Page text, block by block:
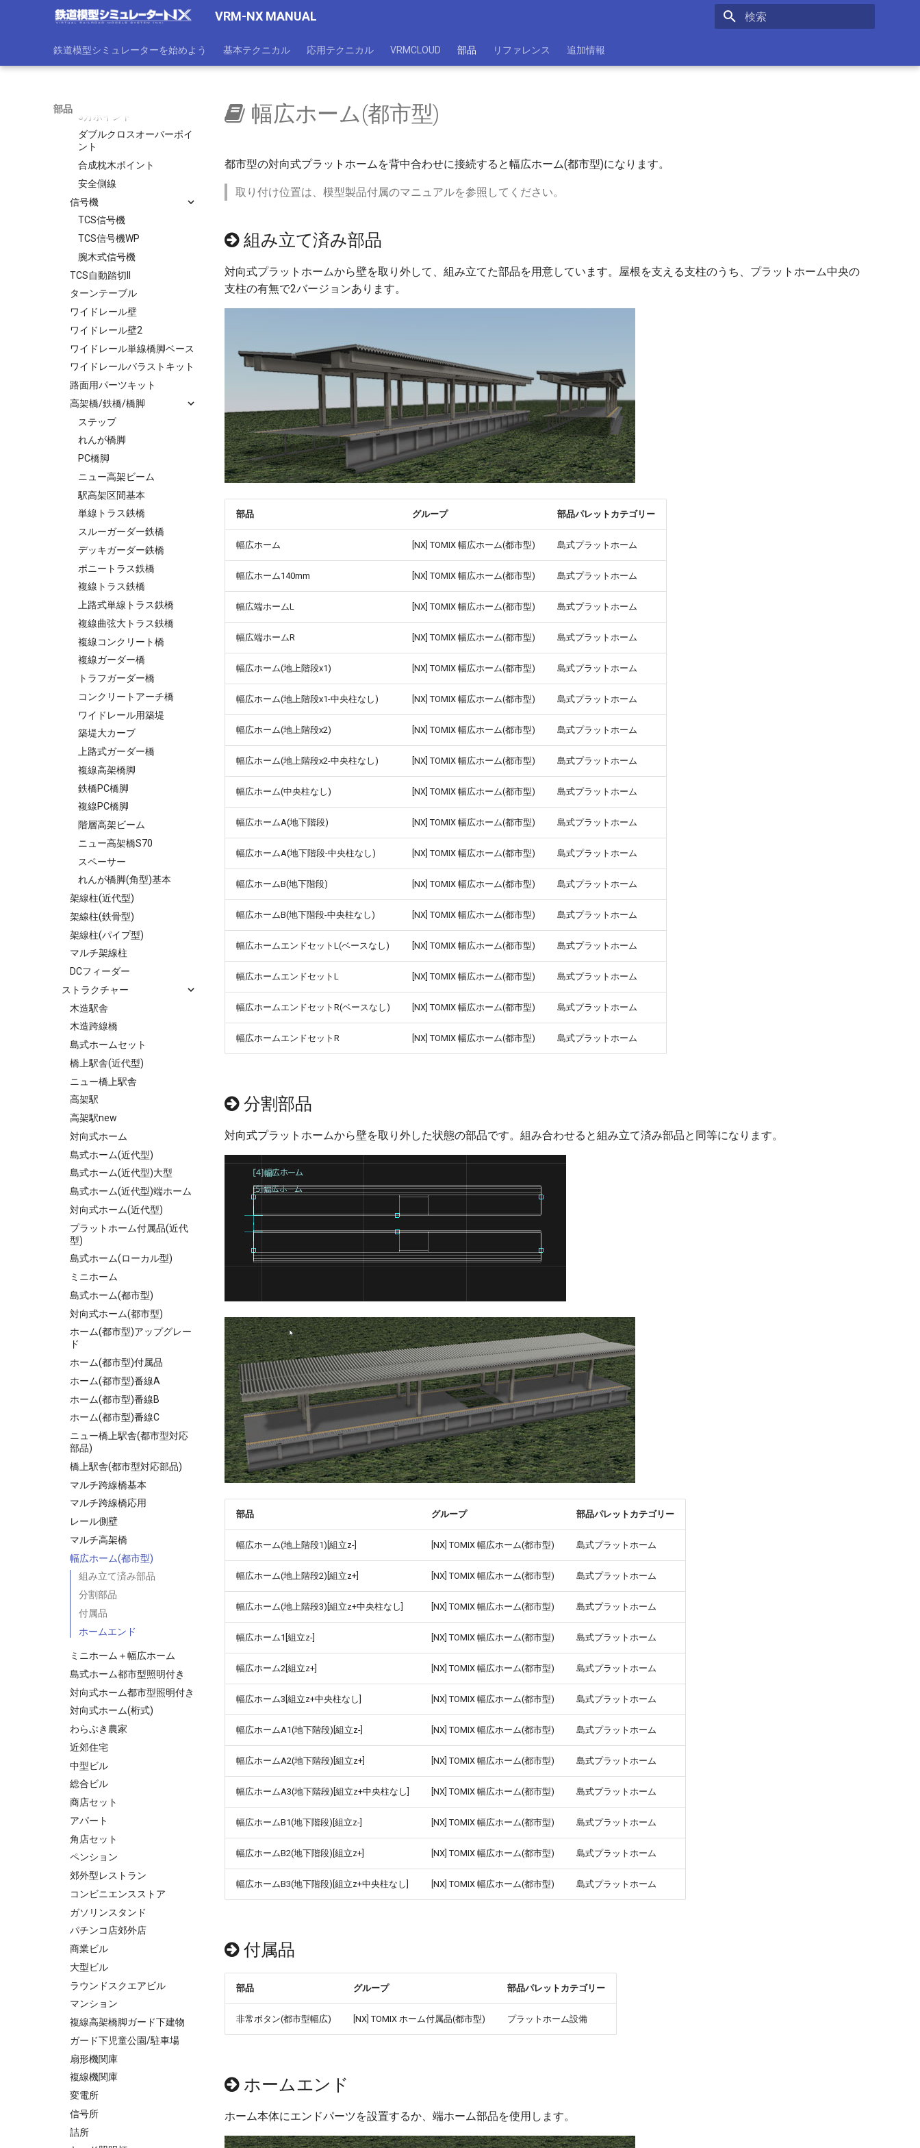
VRM-NX MANUAL
鉄道模型シミュレーターを始めよう 基本テクニカル 応用テクニカル VRMCLOUD 部品 リファレンス 追加情報
部品
ポイント
カーブポイント
3方ポイント
ダブルクロスオーバーポイ
ント
合成枕木ポイント
安全側線
信号機
TCS信号機
TCS信号機WP
腕木式信号機
TCS自動踏切II
ターンテーブル
ワイドレール壁
ワイドレール壁2
ワイドレール単線橋脚ベース
ワイドレールバラストキット
路面用パーツキット
高架橋/鉄橋/橋脚
ステップ
れんが橋脚
PC橋脚
ニュー高架ビーム
駅高架区間基本
単線トラス鉄橋
スルーガーダー鉄橋
デッキガーダー鉄橋
ポニートラス鉄橋
複線トラス鉄橋
上路式単線トラス鉄橋
複線曲弦大トラス鉄橋
複線コンクリート橋
複線ガーダー橋
トラフガーダー橋
コンクリートアーチ橋
ワイドレール用築堤
築堤大カーブ
上路式ガーダー橋
複線高架橋脚
鉄橋PC橋脚
複線PC橋脚
階層高架ビーム
ニュー高架橋S70
スペーサー
れんが橋脚(角型)基本
架線柱(近代型)
架線柱(鉄骨型)
架線柱(パイプ型)
マルチ架線柱
DCフィーダー
ストラクチャー
木造駅舎
木造跨線橋
島式ホームセット
橋上駅舎(近代型)
ニュー橋上駅舎
高架駅
高架駅new
対向式ホーム
島式ホーム(近代型)
島式ホーム(近代型)大型
島式ホーム(近代型)端ホーム
対向式ホーム(近代型)
プラットホーム付属品(近代
型)
島式ホーム(ローカル型)
ミニホーム
島式ホーム(都市型)
対向式ホーム(都市型)
ホーム(都市型)アップグレー
ド
ホーム(都市型)付属品
ホーム(都市型)番線A
ホーム(都市型)番線B
ホーム(都市型)番線C
ニュー橋上駅舎(都市型対応
部品)
橋上駅舎(都市型対応部品)
マルチ跨線橋基本
マルチ跨線橋応用
レール側壁
マルチ高架橋
幅広ホーム(都市型)
組み立て済み部品
分割部品
付属品
ホームエンド
ミニホーム＋幅広ホーム
島式ホーム都市型照明付き
対向式ホーム都市型照明付き
対向式ホーム(桁式)
わらぶき農家
近郊住宅
中型ビル
総合ビル
商店セット
アパート
角店セット
ペンション
郊外型レストラン
コンビニエンスストア
ガソリンスタンド
パチンコ店郊外店
商業ビル
大型ビル
ラウンドスクエアビル
マンション
複線高架橋脚ガード下建物
ガード下児童公園/駐車場
扇形機関庫
複線機関庫
変電所
信号所
詰所
幅広ホーム(都市型)
都市型の対向式プラットホームを背中合わせに接続すると幅広ホーム(都市型)になります。
取り付け位置は、模型製品付属のマニュアルを参照してください。
組み立て済み部品
対向式プラットホームから壁を取り外して、組み立てた部品を用意しています。屋根を支える支柱のうち、プラットホーム中央の
支柱の有無で2バージョンあります。
部品 グループ 部品パレットカテゴリー
幅広ホーム [NX] TOMIX 幅広ホーム(都市型) 島式プラットホーム
幅広ホーム140mm [NX] TOMIX 幅広ホーム(都市型) 島式プラットホーム
幅広端ホームL [NX] TOMIX 幅広ホーム(都市型) 島式プラットホーム
幅広端ホームR [NX] TOMIX 幅広ホーム(都市型) 島式プラットホーム
幅広ホーム(地上階段x1) [NX] TOMIX 幅広ホーム(都市型) 島式プラットホーム
幅広ホーム(地上階段x1-中央柱なし) [NX] TOMIX 幅広ホーム(都市型) 島式プラットホーム
幅広ホーム(地上階段x2) [NX] TOMIX 幅広ホーム(都市型) 島式プラットホーム
幅広ホーム(地上階段x2-中央柱なし) [NX] TOMIX 幅広ホーム(都市型) 島式プラットホーム
幅広ホーム(中央柱なし) [NX] TOMIX 幅広ホーム(都市型) 島式プラットホーム
幅広ホームA(地下階段) [NX] TOMIX 幅広ホーム(都市型) 島式プラットホーム
幅広ホームA(地下階段-中央柱なし) [NX] TOMIX 幅広ホーム(都市型) 島式プラットホーム
幅広ホームB(地下階段) [NX] TOMIX 幅広ホーム(都市型) 島式プラットホーム
幅広ホームB(地下階段-中央柱なし) [NX] TOMIX 幅広ホーム(都市型) 島式プラットホーム
幅広ホームエンドセットL(ベースなし) [NX] TOMIX 幅広ホーム(都市型) 島式プラットホーム
幅広ホームエンドセットL [NX] TOMIX 幅広ホーム(都市型) 島式プラットホーム
幅広ホームエンドセットR(ベースなし) [NX] TOMIX 幅広ホーム(都市型) 島式プラットホーム
幅広ホームエンドセットR [NX] TOMIX 幅広ホーム(都市型) 島式プラットホーム
分割部品
対向式プラットホームから壁を取り外した状態の部品です。組み合わせると組み立て済み部品と同等になります。
部品 グループ 部品パレットカテゴリー
幅広ホーム(地上階段1)[組立z-] [NX] TOMIX 幅広ホーム(都市型) 島式プラットホーム
幅広ホーム(地上階段2)[組立z+] [NX] TOMIX 幅広ホーム(都市型) 島式プラットホーム
幅広ホーム(地上階段3)[組立z+中央柱なし] [NX] TOMIX 幅広ホーム(都市型) 島式プラットホーム
幅広ホーム1[組立z-] [NX] TOMIX 幅広ホーム(都市型) 島式プラットホーム
幅広ホーム2[組立z+] [NX] TOMIX 幅広ホーム(都市型) 島式プラットホーム
幅広ホーム3[組立z+中央柱なし] [NX] TOMIX 幅広ホーム(都市型) 島式プラットホーム
幅広ホームA1(地下階段)[組立z-] [NX] TOMIX 幅広ホーム(都市型) 島式プラットホーム
幅広ホームA2(地下階段)[組立z+] [NX] TOMIX 幅広ホーム(都市型) 島式プラットホーム
幅広ホームA3(地下階段)[組立z+中央柱なし] [NX] TOMIX 幅広ホーム(都市型) 島式プラットホーム
幅広ホームB1(地下階段)[組立z-] [NX] TOMIX 幅広ホーム(都市型) 島式プラットホーム
幅広ホームB2(地下階段)[組立z+] [NX] TOMIX 幅広ホーム(都市型) 島式プラットホーム
幅広ホームB3(地下階段)[組立z+中央柱なし] [NX] TOMIX 幅広ホーム(都市型) 島式プラットホーム
付属品
部品 グループ 部品パレットカテゴリー
非常ボタン(都市型幅広) [NX] TOMIX ホーム付属品(都市型) プラットホーム設備
ホームエンド
ホーム本体にエンドパーツを設置するか、端ホーム部品を使用します。